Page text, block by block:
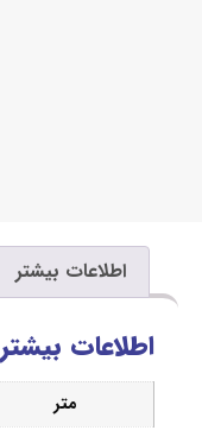
بیشتر
بیشتر
150, 200